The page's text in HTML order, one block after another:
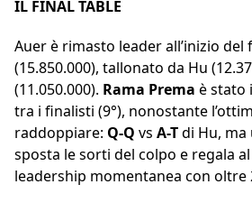
IL FINAL TABLE
Auer è rimasto leader all’inizio del
(15.850.000), tallonato da Hu
(11.050.000). Rama Prema è stato
tra i finalisti (9°), nonostante
raddoppiare: Q-Q vs A-Tdi Hu,
sposta le sorti del colpo e regala
leadership momentanea con oltre